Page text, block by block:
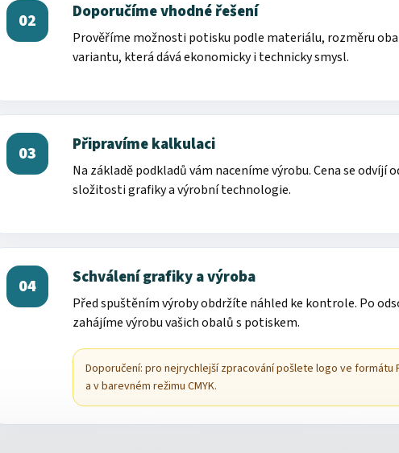
02 Doporučíme vhodné řešení
Prověříme možnosti potisku podle materiálu, rozměru
variantu, která dává ekonomicky i technicky smysl.
03 Připravíme kalkulaci
Na základě podkladů vám naceníme výrobu. Cena se odvíjí
složitosti grafiky a výrobní technologie.
04 Schválení grafiky a výroba
Před spuštěním výroby obdržíte náhled ke kontrole. Po
zahájíme výrobu vašich obalů s potiskem.
Doporučení: pro nejrychlejší zpracování pošlete logo ve formátu
a v barevném režimu CMYK.